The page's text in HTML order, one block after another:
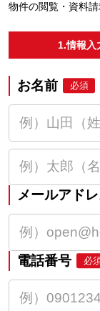
物件の閲覧・資料
1.情報入
お名前 必須
メールアド
電話番号 必